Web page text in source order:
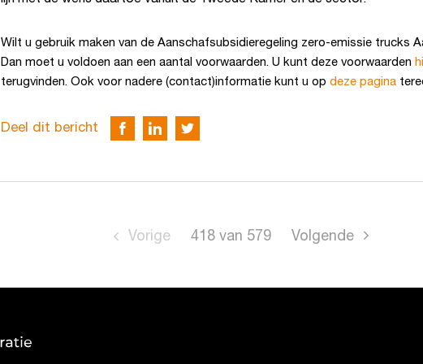
Wilt u gebruik maken van de Aanschafsubsidieregeling zero-emissie trucks
Dan moet u voldoen aan een aantal voorwaarden. U kunt deze voorwaarden
terugvinden. Ook voor nadere (contact)informatie kunt u op deze pagina
Deel dit bericht
Vorige 418van 579 Volgende